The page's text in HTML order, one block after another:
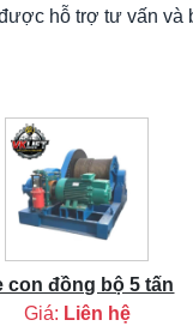
hỗ trợ tư vấn và
con đồng bộ 5 tấn
Giá: Liên hệ